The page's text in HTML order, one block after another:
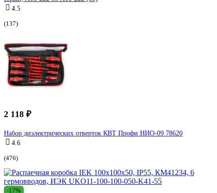
4.5
(137)
2 118 ₽
Набор диэлектрических отверток КВТ Профи НИО-09 78620
4.6
(476)
-17%